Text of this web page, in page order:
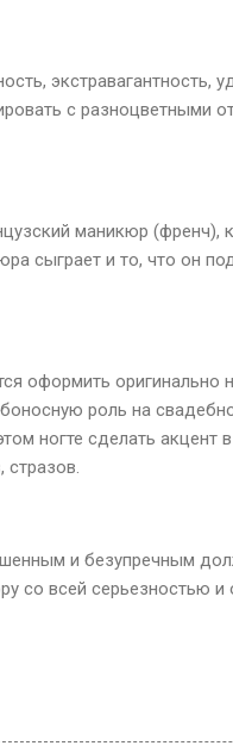
экстравагантность,
с разноцветными
маникюр (френч),
сыграет и то, что он
оформить оригинально
роль на
ногте сделать акцент
и безупречным
со всей серьезностью и